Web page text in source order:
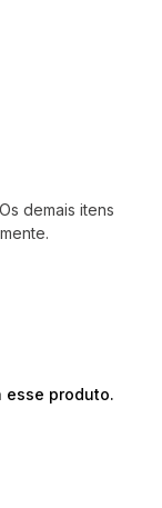
demais itens
esse produto.